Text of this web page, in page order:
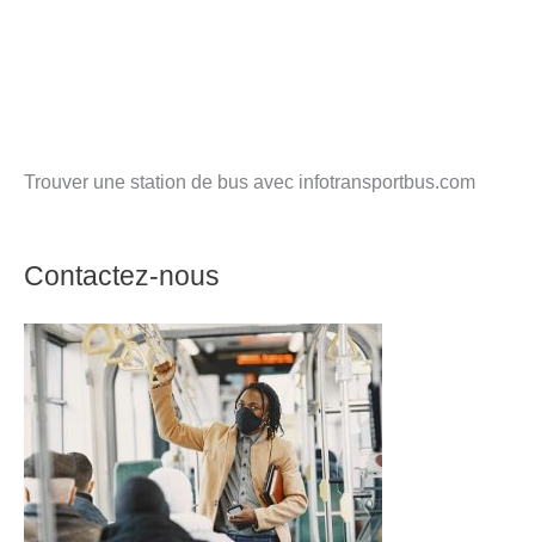
Trouver une station de bus avec infotransportbus.com
Contactez-nous